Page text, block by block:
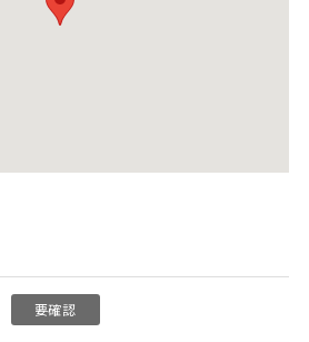
要確認